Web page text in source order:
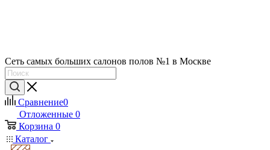
Сеть самых больших салонов полов №1 в Москве
Сравнение0
Отложенные 0
Корзина 0
Каталог